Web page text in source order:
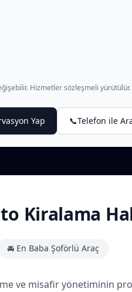
Hizmetler sözleşmeli yürütülür.
Yap 📞Telefon ile
Kiralama
🚘 En Baba Şoförlü Araç
ve misafir yönetiminin